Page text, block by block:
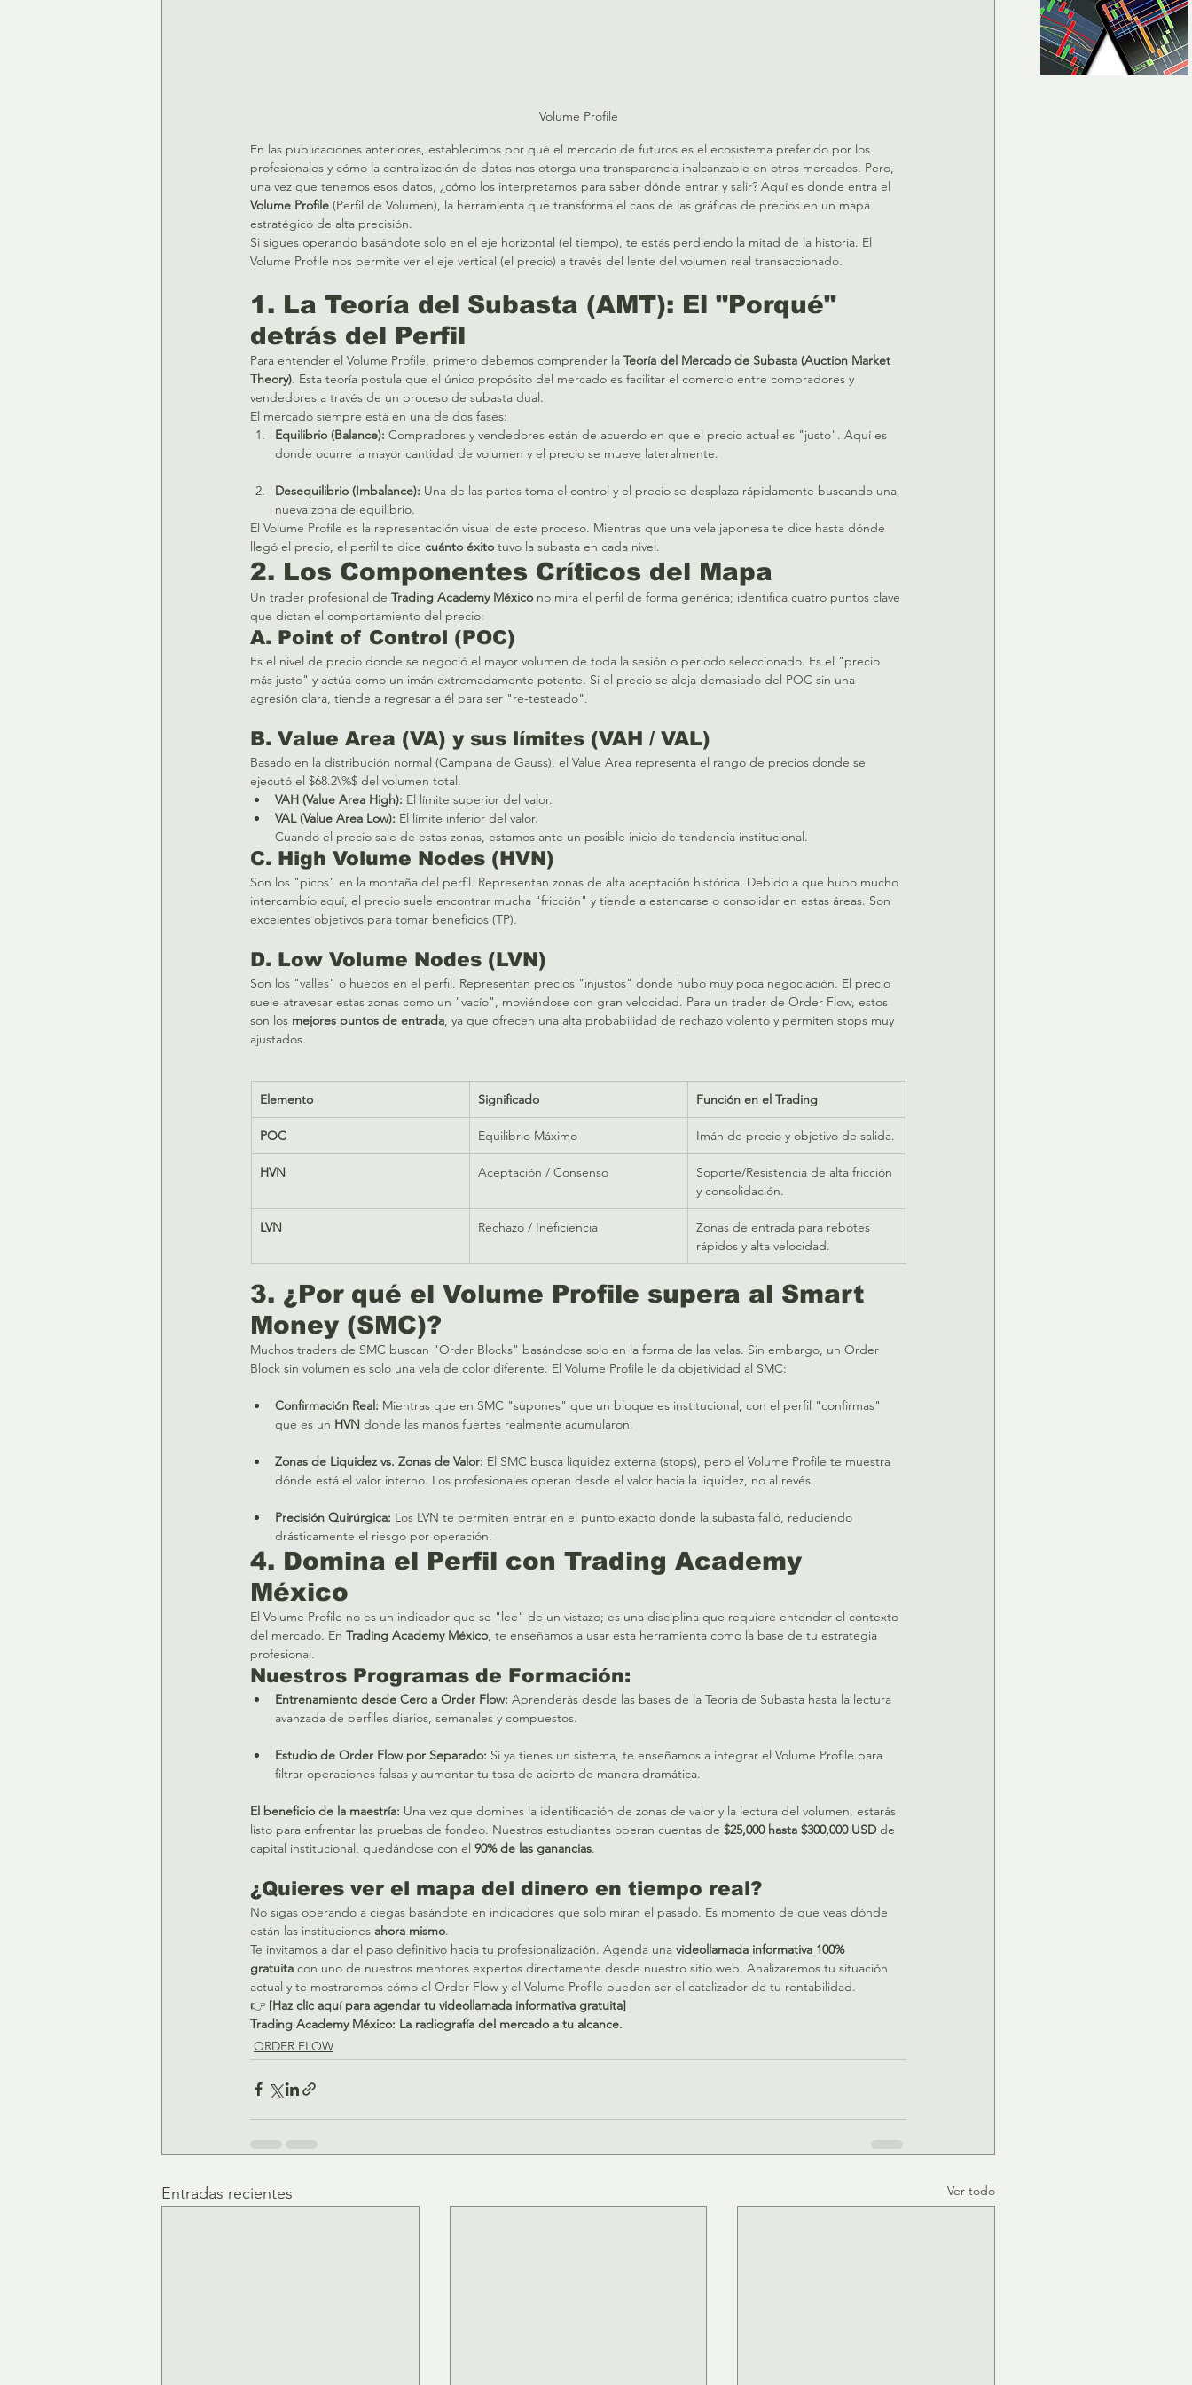
Volume Profile
En las publicaciones anteriores, establecimos por qué el mercado de futuros es el ecosistema preferido por los
profesionales y cómo la centralización de datos nos otorga una transparencia inalcanzable en otros mercados. Pero,
una vez que tenemos esos datos, ¿cómo los interpretamos para saber dónde entrar y salir? Aquí es donde entra el
Volume Profile (Perfil de Volumen), la herramienta que transforma el caos de las gráficas de precios en un mapa
estratégico de alta precisión.
Si sigues operando basándote solo en el eje horizontal (el tiempo), te estás perdiendo la mitad de la historia. El
Volume Profile nos permite ver el eje vertical (el precio) a través del lente del volumen real transaccionado.
1. La Teoría del Subasta (AMT): El "Porqué"
detrás del Perfil
Para entender el Volume Profile, primero debemos comprender la Teoría del Mercado de Subasta (Auction Market
Theory). Esta teoría postula que el único propósito del mercado es facilitar el comercio entre compradores y
vendedores a través de un proceso de subasta dual.
El mercado siempre está en una de dos fases:
Equilibrio (Balance): Compradores y vendedores están de acuerdo en que el precio actual es "justo". Aquí es
donde ocurre la mayor cantidad de volumen y el precio se mueve lateralmente.
Desequilibrio (Imbalance): Una de las partes toma el control y el precio se desplaza rápidamente buscando una
nueva zona de equilibrio.
El Volume Profile es la representación visual de este proceso. Mientras que una vela japonesa te dice hasta dónde
llegó el precio, el perfil te dice cuánto éxito tuvo la subasta en cada nivel.
2. Los Componentes Críticos del Mapa
Un trader profesional de Trading Academy México no mira el perfil de forma genérica; identifica cuatro puntos clave
que dictan el comportamiento del precio:
A. Point of Control (POC)
Es el nivel de precio donde se negoció el mayor volumen de toda la sesión o periodo seleccionado. Es el "precio
más justo" y actúa como un imán extremadamente potente. Si el precio se aleja demasiado del POC sin una
agresión clara, tiende a regresar a él para ser "re-testeado".
B. Value Area (VA) y sus límites (VAH / VAL)
Basado en la distribución normal (Campana de Gauss), el Value Area representa el rango de precios donde se
ejecutó el $68.2\%$ del volumen total.
VAH (Value Area High): El límite superior del valor.
VAL (Value Area Low): El límite inferior del valor.
Cuando el precio sale de estas zonas, estamos ante un posible inicio de tendencia institucional.
C. High Volume Nodes (HVN)
Son los "picos" en la montaña del perfil. Representan zonas de alta aceptación histórica. Debido a que hubo mucho
intercambio aquí, el precio suele encontrar mucha "fricción" y tiende a estancarse o consolidar en estas áreas. Son
excelentes objetivos para tomar beneficios (TP).
D. Low Volume Nodes (LVN)
Son los "valles" o huecos en el perfil. Representan precios "injustos" donde hubo muy poca negociación. El precio
suele atravesar estas zonas como un "vacío", moviéndose con gran velocidad. Para un trader de Order Flow, estos
son los mejores puntos de entrada , ya que ofrecen una alta probabilidad de rechazo violento y permiten stops muy
ajustados.
Elemento Significado Función en el Trading
POC Equilibrio Máximo Imán de precio y objetivo de salida.
HVN Aceptación / Consenso
Soporte/Resistencia de alta fricción
y consolidación.
LVN Rechazo / Ineficiencia
Zonas de entrada para rebotes
rápidos y alta velocidad.
3. ¿Por qué el Volume Profile supera al Smart
Money (SMC)?
Muchos traders de SMC buscan "Order Blocks" basándose solo en la forma de las velas. Sin embargo, un Order
Block sin volumen es solo una vela de color diferente. El Volume Profile le da objetividad al SMC:
Confirmación Real: Mientras que en SMC "supones" que un bloque es institucional, con el perfil "confirmas"
que es un HVN donde las manos fuertes realmente acumularon.
Zonas de Liquidez vs. Zonas de Valor: El SMC busca liquidez externa (stops), pero el Volume Profile te muestra
dónde está el valor interno. Los profesionales operan desde el valor hacia la liquidez, no al revés.
Precisión Quirúrgica: Los LVN te permiten entrar en el punto exacto donde la subasta falló, reduciendo
drásticamente el riesgo por operación.
4. Domina el Perfil con Trading Academy
México
El Volume Profile no es un indicador que se "lee" de un vistazo; es una disciplina que requiere entender el contexto
del mercado. En Trading Academy México , te enseñamos a usar esta herramienta como la base de tu estrategia
profesional.
Nuestros Programas de Formación:
Entrenamiento desde Cero a Order Flow: Aprenderás desde las bases de la Teoría de Subasta hasta la lectura
avanzada de perfiles diarios, semanales y compuestos.
Estudio de Order Flow por Separado: Si ya tienes un sistema, te enseñamos a integrar el Volume Profile para
filtrar operaciones falsas y aumentar tu tasa de acierto de manera dramática.
El beneficio de la maestría: Una vez que domines la identificación de zonas de valor y la lectura del volumen, estarás
listo para enfrentar las pruebas de fondeo. Nuestros estudiantes operan cuentas de $25,000 hasta $300,000 USD de
capital institucional, quedándose con el 90% de las ganancias.
¿Quieres ver el mapa del dinero en tiempo real?
No sigas operando a ciegas basándote en indicadores que solo miran el pasado. Es momento de que veas dónde
están las instituciones ahora mismo.
Te invitamos a dar el paso definitivo hacia tu profesionalización. Agenda una videollamada informativa 100%
gratuita con uno de nuestros mentores expertos directamente desde nuestro sitio web. Analizaremos tu situación
actual y te mostraremos cómo el Order Flow y el Volume Profile pueden ser el catalizador de tu rentabilidad.
👉 [Haz clic aquí para agendar tu videollamada informativa gratuita]
Trading Academy México: La radiografía del mercado a tu alcance.
ORDER FLOW
Entradas recientes Ver todo